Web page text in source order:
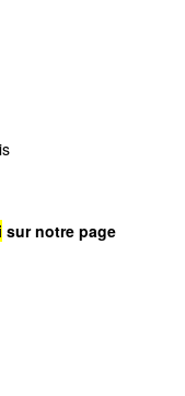
sur notre page